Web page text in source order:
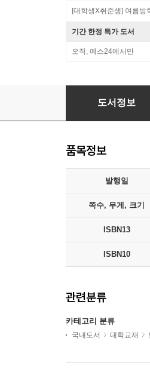
[대학생X취준생] 여름방
기간 한정 특가 도서
오직, 예스24에서만
대학생을 위한 맛
도서정보
품목정보
발행일
쪽수, 무게, 크기
ISBN13
ISBN10
관련분류
카테고리 분류
국내도서 대학교재